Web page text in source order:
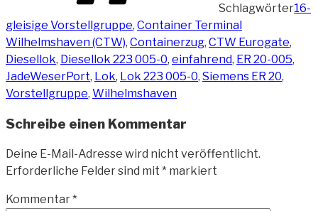
Schlagwörter16-
gleisige Vorstellgruppe, Container Terminal
Wilhelmshaven (CTW), Containerzug, CTW Eurogate,
Diesellok, Diesellok 223 005-0, einfahrend, ER 20-005,
JadeWeserPort, Lok, Lok 223 005-0, Siemens ER 20,
Vorstellgruppe, Wilhelmshaven
Schreibe einen Kommentar
Deine E-Mail-Adresse wird nicht veröffentlicht.
Erforderliche Felder sind mit * markiert
Kommentar*